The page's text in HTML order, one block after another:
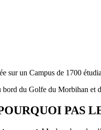
sur un Campus de 1700
du Golfe du Morbihan et
PAS